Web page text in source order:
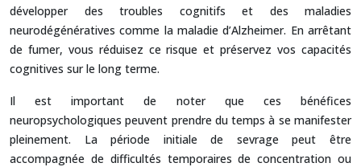
développer des troubles cognitifs et des maladies
neurodégénératives comme la maladie d’Alzheimer. En arrêtant
de fumer, vous réduisez ce risque et préservez vos capacités
cognitives sur le long terme.
Il est important de noter que ces bénéfices
neuropsychologiques peuvent prendre du temps à se manifester
pleinement. La période initiale de sevrage peut être
accompagnée de difficultés temporaires de concentration ou